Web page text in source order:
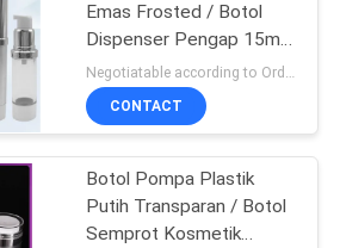
Emas Frosted / Botol
Dispenser Pengap 15ml
100ml
CONTACT
Botol Pompa Plastik
Putih Transparan / Botol
Semprot Kosmetik